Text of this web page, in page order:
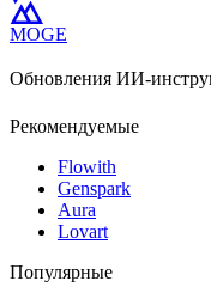
MOGE
Обновления ИИ-
Рекомендуемые
Flowith
Genspark
Aura
Lovart
Популярные